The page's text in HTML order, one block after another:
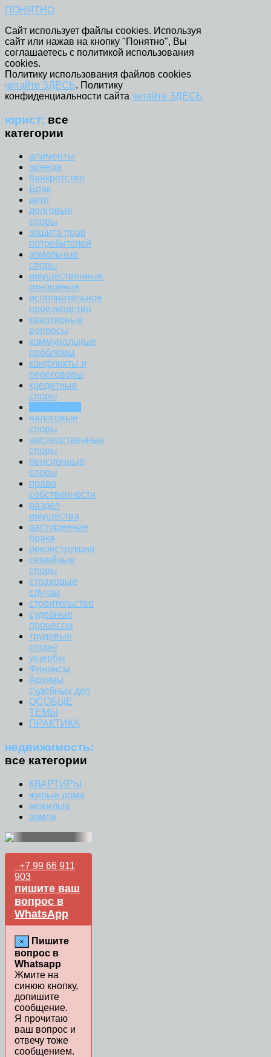
ПОНЯТНО
Сайт использует файлы cookies. Используя
сайт или нажав на кнопку "Понятно", Вы
соглашаетесь с политикой использования
cookies.
Политику использования файлов cookies
читайте ЗДЕСЬ. Политику
конфиденциальности сайта читайте ЗДЕСЬ
юрист: все
категории
алименты
аренда
банкротство
Брак
дети
долговые
споры
защита прав
потребителей
земельные
споры
имущественные
отношения
исполнительное
производство
квартирные
вопросы
коммунальные
проблемы
конфликты и
переговоры
кредитные
споры
налоговые
споры
наследственные
споры
пенсионные
споры
право
собственности
раздел
имущества
расторжение
брака
реконструкция
семейные
споры
страховые
случаи
строительство
судебные
процессы
трудовые
споры
ущербы
Финансы
Архивы
судебных дел
ОСОБЫЕ
ТЕМЫ
ПРАКТИКА
недвижимость:
все категории
КВАРТИРЫ
жилые дома
нежилые
земля
+7 99 66 911
903
пишите ваш
вопрос в
WhatsApp
×
Пишите
вопрос в
Whatsapp
Жмите на
синюю кнопку,
допишите
сообщение.
Я прочитаю
ваш вопрос и
отвечу тоже
сообщением.